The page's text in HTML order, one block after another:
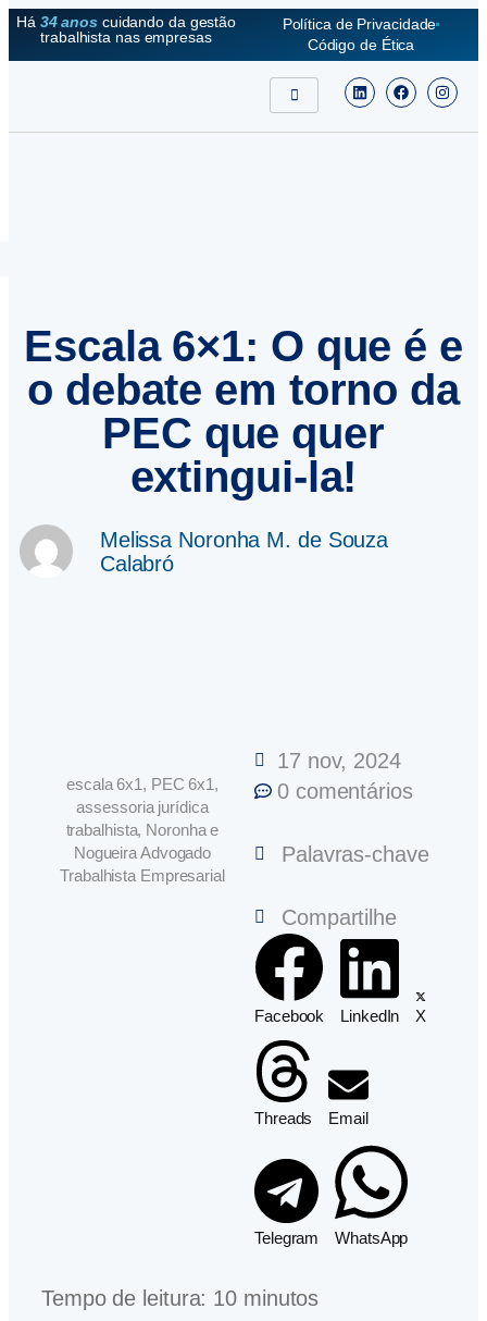
Há 34 anoscuidando da gestão
trabalhista nas empresas
Política de Privacidade
Código de Ética
Escala 6×1: O que é e
o debate em torno da
PEC que quer
extingui-la!
Melissa Noronha M. de Souza
Calabró
escala 6x1, PEC 6x1,
assessoria jurídica
trabalhista, Noronha e
Nogueira Advogado
Trabalhista Empresarial
17 nov, 2024
0 comentários
Palavras-chave
Compartilhe
Facebook LinkedIn X
Threads Email
Telegram WhatsApp
Tempo de leitura: 10 minutos